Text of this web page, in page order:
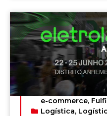
e-commerce,
Logística,